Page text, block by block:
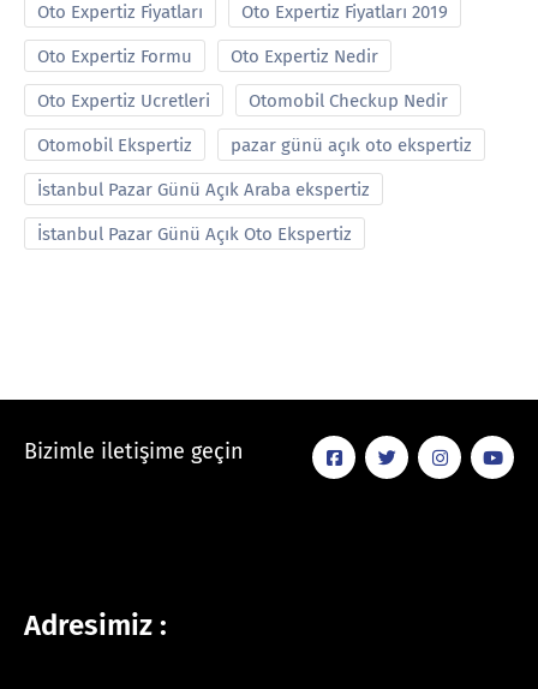
Oto Expertiz Fiyatları Oto Expertiz Fiyatları 2019
Oto Expertiz Formu Oto Expertiz Nedir
Oto Expertiz Ucretleri Otomobil Checkup Nedir
Otomobil Ekspertiz pazar günü açık oto ekspertiz
İstanbul Pazar Günü Açık Araba ekspertiz
İstanbul Pazar Günü Açık Oto Ekspertiz
Bizimle iletişime geçin
Adresimiz :